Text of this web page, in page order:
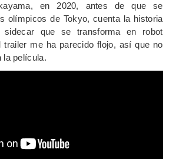
en 2020, antes de que se
olímpicos de Tokyo, cuenta la historia
que se transforma en robot
trailer me ha parecido flojo, así que no
la película.